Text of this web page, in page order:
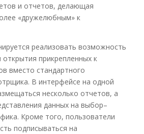
и отчетов, делающая
«дружелюбным» к
реализовать возможность
прикрепленных к
вместо стандартного
В интерфейсе на одной
несколько отчетов, а
данных на выбор–
Кроме того, пользователи
подписываться на